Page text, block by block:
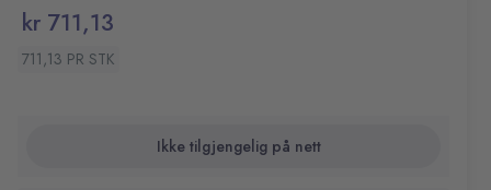
kr 711,13
711,13 PR STK
Ikke tilgjengelig på nett